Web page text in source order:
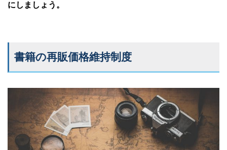
にしましょう。
書籍の再販価格維持制度